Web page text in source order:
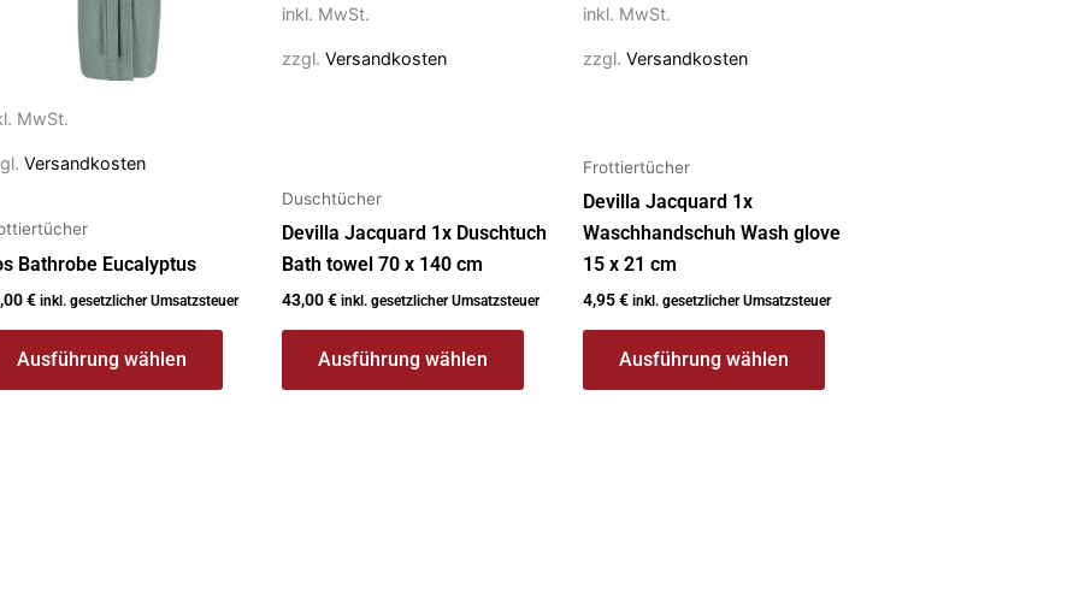
MwSt.
Versandkosten
Bathrobe Eucalyptus
€ inkl. gesetzlicher Umsatzsteuer
Ausführung wählen
inkl. MwSt.
zzgl. Versandkosten
Duschtücher
Devilla Jacquard 1x Duschtuch
Bath towel 70 x 140 cm
43,00€ inkl. gesetzlicher Umsatzsteuer
Ausführung wählen
Die
können
gewählt
werden
inkl. MwSt.
zzgl. Versandkosten
Frottiertücher
Devilla Jacquard 1x
Waschhandschuh Wash glove
15 x 21 cm
4,95€ inkl. gesetzlicher Umsatzsteuer
Ausführung wählen
Die
können
Produktseite
gewählt
werden